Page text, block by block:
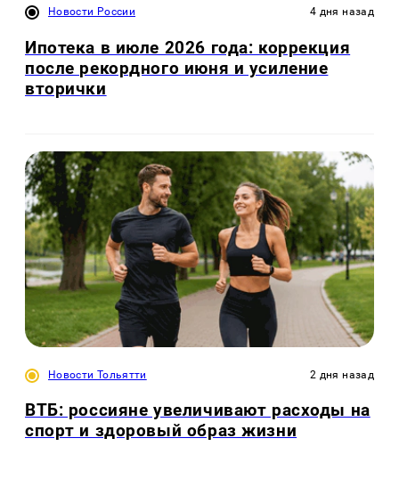
Новости России 4 дня назад
Ипотека в июле 2026 года: коррекция
после рекордного июня и усиление
вторички
Новости Тольятти 2 дня назад
ВТБ: россияне увеличивают расходы на
спорт и здоровый образ жизни